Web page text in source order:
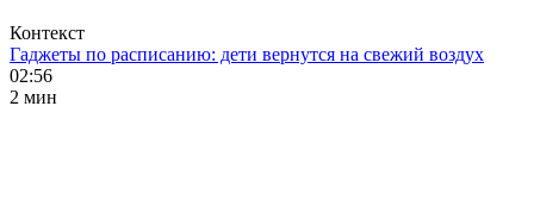
Контекст
Гаджеты по расписанию: дети вернутся на свежий воздух
02:56
2 мин